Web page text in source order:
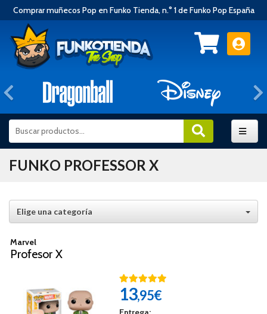
Comprar muñecos Pop en Funko Tienda, n.° 1 de Funko Pop España
Anterior
FUNKO PROFESSOR X
Elige una categoría
Marvel
Profesor X
13,95€